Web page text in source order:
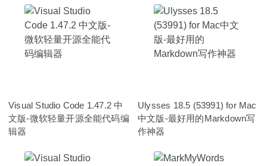
Visual Studio Code 1.47.2 中
文版-微软轻量开源全能代码编
辑器
Ulysses 18.5 (53991) for Mac
中文版-最好用的Markdown写
作神器